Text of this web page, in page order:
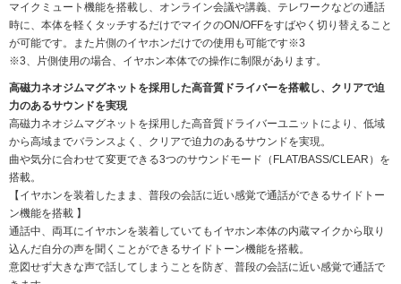
マイクミュート機能を搭載し、オンライン会議や講義、テレワークなどの通話
時に、本体を軽くタッチするだけでマイクのON/OFFをすばやく切り替えること
が可能です。また片側のイヤホンだけでの使用も可能です※3
※3、片側使用の場合、イヤホン本体での操作に制限があります。
高磁力ネオジムマグネットを採用した高音質ドライバーを搭載し、クリアで迫
力のあるサウンドを実現
高磁力ネオジムマグネットを採用した高音質ドライバーユニットにより、低域
から高域までバランスよく、クリアで迫力のあるサウンドを実現。
曲や気分に合わせて変更できる3つのサウンドモード（FLAT/BASS/CLEAR）を
搭載。
【イヤホンを装着したまま、普段の会話に近い感覚で通話ができるサイドトー
ン機能を搭載 】
通話中、両耳にイヤホンを装着していてもイヤホン本体の内蔵マイクから取り
込んだ自分の声を聞くことができるサイドトーン機能を搭載。
意図せず大きな声で話してしまうことを防ぎ、普段の会話に近い感覚で通話で